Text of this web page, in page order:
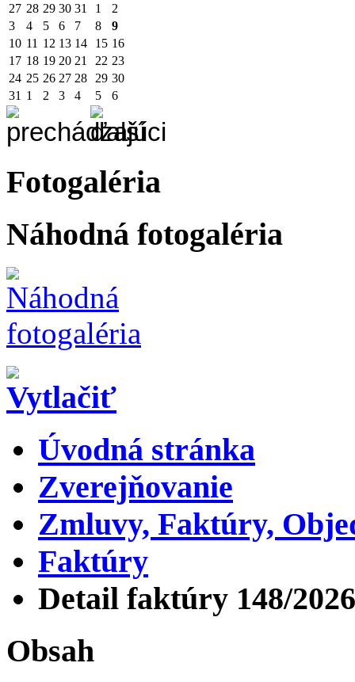
27 28 29 30 31 1
2
3
4 5 6 7 8
9
10 11 12 13 14 15 16
17 18 19 20 21 22 23
24 25 26 27 28 29 30
31 1 2 3 4 5 6
Fotogaléria
Náhodná fotogaléria
Úvodná stránka
Zverejňovanie
Zmluvy, Faktúry,
Faktúry
Detail faktúry 148/2026
Obsah